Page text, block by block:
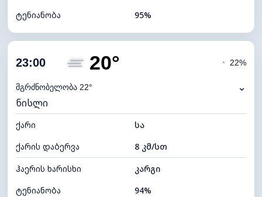
ტენიანობა
95%
ღრუბლიანობა
ნამის წერტილი
ხილვადობა
განათების ინდექსი 0 (ბნელი)
ღრუბლის სიმაღლე 9680 მ
23:00 20°
მგრძნობელობა 22°
◔ 22%
⌄
ნისლი
ქარი
სა
ქარის დაბერვა
8 კმ/სთ
ჰაერის ხარისხი
კარგი
ტენიანობა
94%